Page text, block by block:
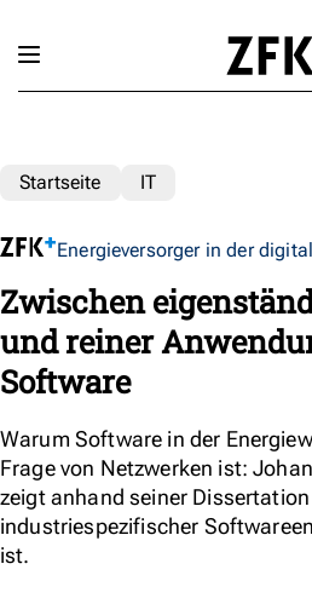
Startseite IT
Energieversorger in der
Zwischen
und reiner
Software
Warum Software in der
Frage von Netzwerken ist:
zeigt anhand seiner
industriespezifischer
ist.